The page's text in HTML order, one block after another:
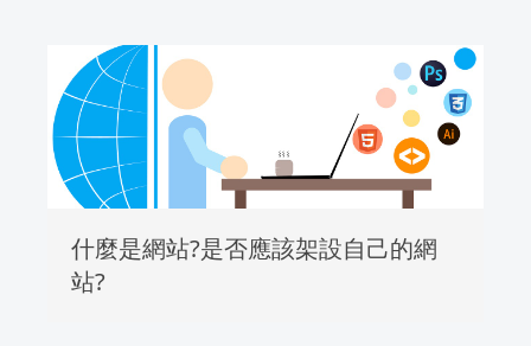
什麼是網站?是否應該架設自己的網
站?